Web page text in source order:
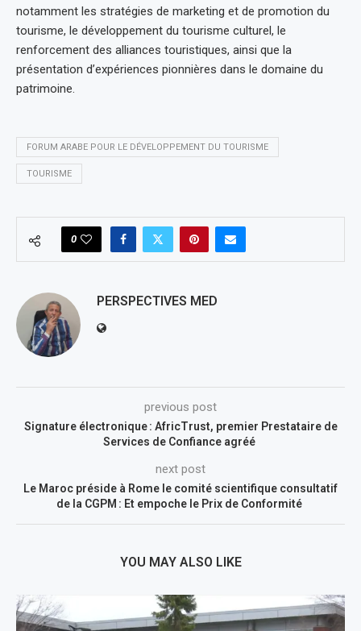
notamment les stratégies de marketing et de promotion du
tourisme, le développement du tourisme culturel, le
renforcement des alliances touristiques, ainsi que la
présentation d’expériences pionnières dans le domaine du
patrimoine.
FORUM ARABE POUR LE DÉVELOPPEMENT DU TOURISME
TOURISME
0
PERSPECTIVES MED
previous post
Signature électronique : AfricTrust, premier Prestataire de
Services de Confiance agréé
next post
Le Maroc préside à Rome le comité scientifique consultatif
de la CGPM : Et empoche le Prix de Conformité
YOU MAY ALSO LIKE